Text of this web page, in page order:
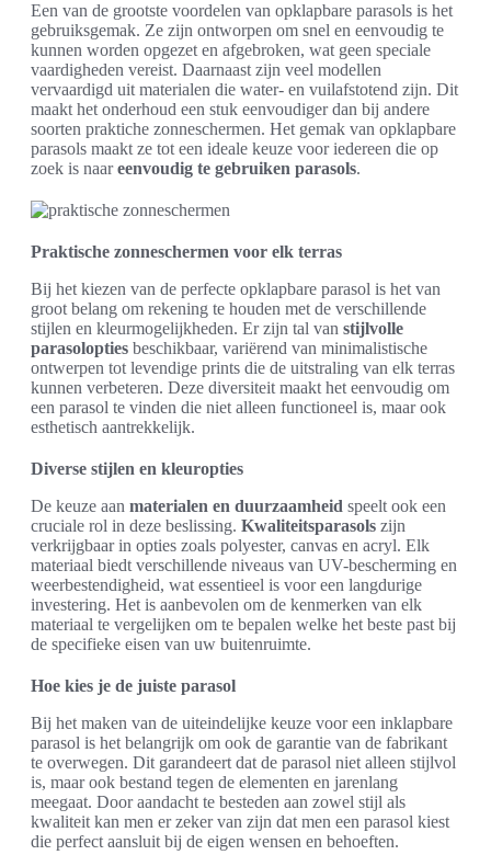
Een van de grootste voordelen van opklapbare parasols is het
gebruiksgemak. Ze zijn ontworpen om snel en eenvoudig te
kunnen worden opgezet en afgebroken, wat geen speciale
vaardigheden vereist. Daarnaast zijn veel modellen
vervaardigd uit materialen die water- en vuilafstotend zijn. Dit
maakt het onderhoud een stuk eenvoudiger dan bij andere
soorten praktiche zonneschermen. Het gemak van opklapbare
parasols maakt ze tot een ideale keuze voor iedereen die op
zoek is naareenvoudig te gebruiken parasols.
Praktische zonneschermen voor elk terras
Bij het kiezen van de perfecte opklapbare parasol is het van
groot belang om rekening te houden met de verschillende
stijlen en kleurmogelijkheden. Er zijn tal van stijlvolle
parasolopties beschikbaar, variërend van minimalistische
ontwerpen tot levendige prints die de uitstraling van elk terras
kunnen verbeteren. Deze diversiteit maakt het eenvoudig om
een parasol te vinden die niet alleen functioneel is, maar ook
esthetisch aantrekkelijk.
Diverse stijlen en kleuropties
De keuze aan materialen en duurzaamheid speelt ook een
cruciale rol in deze beslissing. Kwaliteitsparasols zijn
verkrijgbaar in opties zoals polyester, canvas en acryl. Elk
materiaal biedt verschillende niveaus van UV-bescherming en
weerbestendigheid, wat essentieel is voor een langdurige
investering. Het is aanbevolen om de kenmerken van elk
materiaal te vergelijken om te bepalen welke het beste past bij
de specifieke eisen van uw buitenruimte.
Hoe kies je de juiste parasol
Bij het maken van de uiteindelijke keuze voor een inklapbare
parasol is het belangrijk om ook de garantie van de fabrikant
te overwegen. Dit garandeert dat de parasol niet alleen stijlvol
is, maar ook bestand tegen de elementen en jarenlang
meegaat. Door aandacht te besteden aan zowel stijl als
kwaliteit kan men er zeker van zijn dat men een parasol kiest
die perfect aansluit bij de eigen wensen en behoeften.